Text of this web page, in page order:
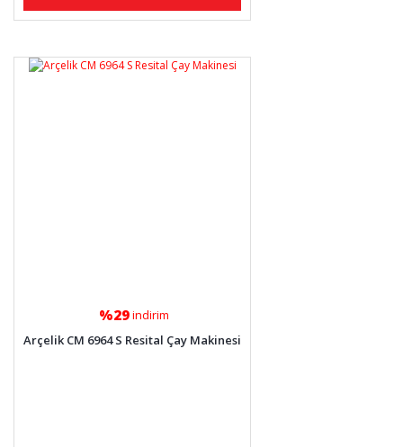
%29indirim
Arçelik CM 6964 S Resital Çay Makinesi